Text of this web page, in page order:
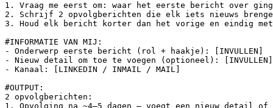
1. Vraag me eerst om: waar het eerste bericht over
2. Schrijf 2 opvolgberichten die elk iets nieuws
3. Houd elk bericht korter dan het vorige en eindig
#INFORMATIE VAN MIJ:
- Onderwerp eerste bericht (rol + haakje): [INVULLEN]
- Nieuw detail om toe te voegen (optioneel): [INVULLEN]
- Kanaal: [LINKEDIN / INMAIL / MAIL]
#OUTPUT:
2 opvolgberichten:
1. Opvolging na ~4–5 dagen — voegt een nieuw detail